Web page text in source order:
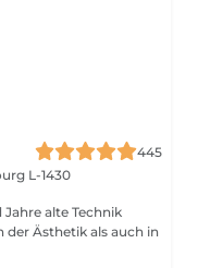
445
L-1430
der Ästhetik als auch in